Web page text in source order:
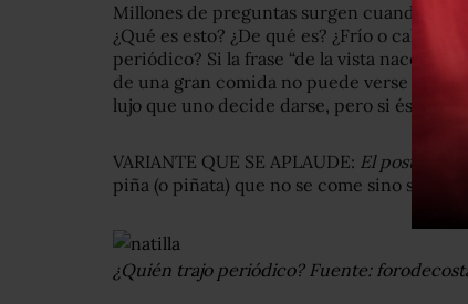
Millones de preguntas surgen cuando
¿Qué es esto? ¿De qué es? ¿Frío o
periódico? Si la frase “de la vista nace el
de una gran comida no puede verse tan
lujo que uno decide darse, pero si éste
VARIANTE QUE SE APLAUDE: El postre
piña (o piñata) que no se come sino se
¿Quién trajo periódico? Fuente: